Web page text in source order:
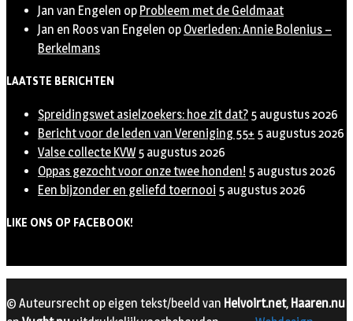
Jan van Engelen op Probleem met de Geldmaat
Jan en Roos van Engelen op Overleden: Annie Bolenius –
Berkelmans
LAATSTE BERICHTEN
Spreidingswet asielzoekers: hoe zit dat? 5 augustus 2026
Bericht voor de leden van Vereniging 55+ 5 augustus 2026
Valse collecte KVW 5 augustus 2026
Oppas gezocht voor onze twee honden! 5 augustus 2026
Een bijzonder en geliefd toernooi 5 augustus 2026
LIKE ONS OP FACEBOOK!
© Auteursrecht op eigen tekst/beeld van Helvoirt.net, Haaren.nu